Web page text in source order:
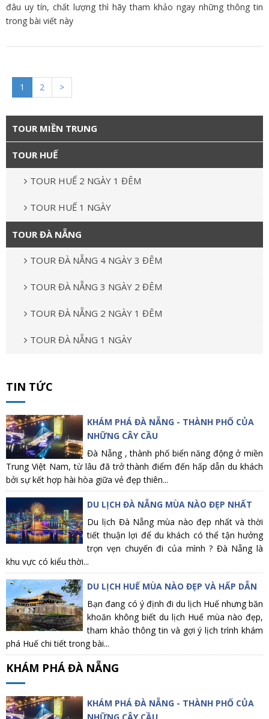
đâu uy tín, chất lượng thì hãy tham khảo ngay những thông tin
trong bài viết này
1 2 >
TOUR MIỀN TRUNG
TOUR HUẾ
TOUR HUẾ 2 NGÀY 1 ĐÊM
TOUR HUẾ 1 NGÀY
TOUR ĐÀ NẴNG
TOUR ĐÀ NẴNG 4 NGÀY 3 ĐÊM
TOUR ĐÀ NẴNG 3 NGÀY 2 ĐÊM
TOUR ĐÀ NẴNG 2 NGÀY 1 ĐÊM
TOUR ĐÀ NẴNG 1 NGÀY
TIN TỨC
KHÁM PHÁ ĐÀ NẴNG - THÀNH PHỐ CỦA
NHỮNG CÂY CẦU
Đà Nẵng , thành phố biển năng động ở miền
Trung Việt Nam, từ lâu đã trở thành điểm đến hấp dẫn du khách
bởi sự kết hợp hài hòa giữa vẻ đẹp thiên...
DU LỊCH ĐÀ NẴNG MÙA NÀO ĐẸP NHẤT
Du lịch Đà Nẵng mùa nào đẹp nhất và thời
tiết thuận lợi để du khách có thể tận hưởng
trọn vẹn chuyến đi của mình ? Đà Nẵng là
khu vực có kiểu thời...
DU LỊCH HUẾ MÙA NÀO ĐẸP VÀ HẤP DẪN
Bạn đang có ý định đi du lịch Huế nhưng băn
khoăn không biết du lịch Huế mùa nào đẹp,
tham khảo thông tin và gợi ý lịch trình khám
phá Huế chi tiết trong bài...
KHÁM PHÁ ĐÀ NẴNG
KHÁM PHÁ ĐÀ NẴNG - THÀNH PHỐ CỦA